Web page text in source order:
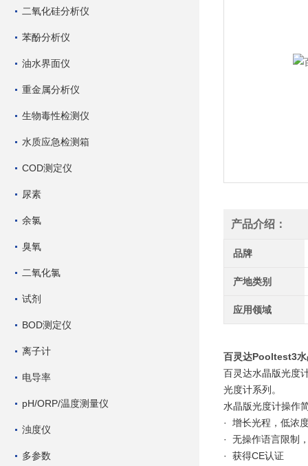
二氧化硅分析仪
苯酚分析仪
油水界面仪
重金属分析仪
生物毒性检测仪
水质应急检测箱
COD测定仪
尿素
余氯
臭氧
二氧化氯
试剂
BOD测定仪
离子计
电导率
pH/ORP/温度测量仪
浊度仪
多参数
产品介绍：
品牌
产地类别
应用领域
百灵达Pooltest3水
百灵达水晶版光度
光度计系列。
水晶版光度计操作
· 增长光程，低浓
· 无操作语言限制
· 获得CE认证